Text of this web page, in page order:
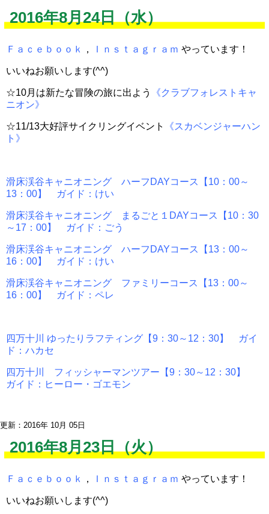
2016年8月24日（水）
Ｆａｃｅｂｏｏｋ ， Ｉｎｓｔａｇｒａｍ やっています！
いいねお願いします(^^)
☆10月は新たな冒険の旅に出よう
《クラブフォレストキャ
ニオン》
☆11/13大好評サイクリングイベント
《スカベンジャーハン
ト》
滑床渓谷キャニオニング ハーフDAYコース【10：00～
13：00】 ガイド：けい
滑床渓谷キャニオニング まるごと１DAYコース【10：30
～17：00】 ガイド：ごう
滑床渓谷キャニオニング ハーフDAYコース【13：00～
16：00】 ガイド：けい
滑床渓谷キャニオニング ファミリーコース【13：00～
16：00】 ガイド：ペレ
四万十川 ゆったりラフティング【9：30～12：30】 ガイ
ド：ハカセ
四万十川 フィッシャーマンツアー【9：30～12：30】
ガイド：ヒーロー・ゴエモン
更新：2016年 10月 05日
2016年8月23日（火）
Ｆａｃｅｂｏｏｋ ， Ｉｎｓｔａｇｒａｍ やっています！
いいねお願いします(^^)